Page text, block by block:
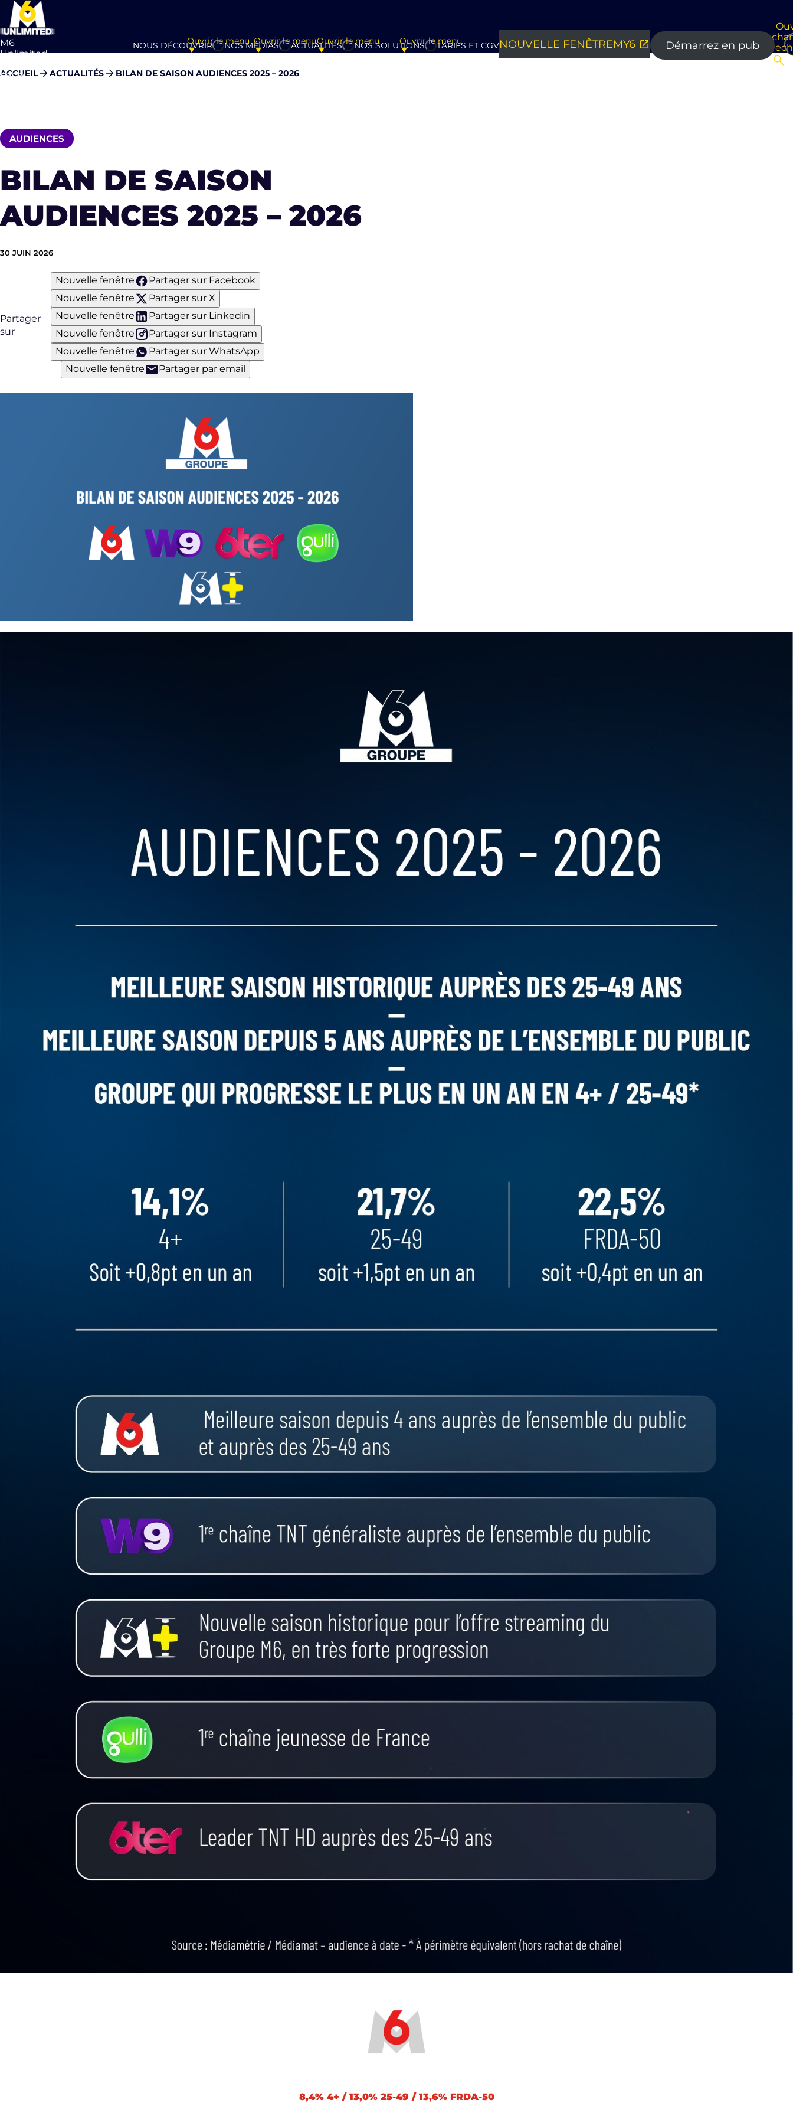
M6
Unlimited
page
NOUS DÉCOUVRIROuvrir le menuNOS MÉDIASOuvrir le menuACTUALITÉSOuvrir le menuNOS SOLUTIONSOuvrir le menuTARIFS ET CGVNOUVELLE FENÊTREMY6 Démarrez en pub
ACCUEIL ACTUALITÉS BILAN DE SAISON AUDIENCES 2025 – 2026
AUDIENCES
BILAN DE SAISON
AUDIENCES 2025 – 2026
30 JUIN 2026
Partager
sur
Nouvelle fenêtre
Partager sur Facebook
Nouvelle fenêtre
Partager sur X
Nouvelle fenêtre
Partager sur Linkedin
Nouvelle fenêtre
Partager sur Instagram
Nouvelle fenêtre
Partager sur WhatsApp
Nouvelle fenêtre
Partager par email
8,4% 4+ / 13,0% 25-49 / 13,6% FRDA-50